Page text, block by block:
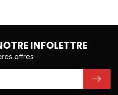
INFOLETTRE
offres